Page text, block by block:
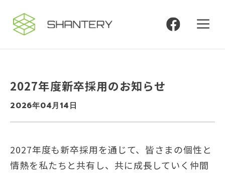
2027年度新卒採用のお知らせ
2026年04月14日
2027年度も新卒採用を通じて、皆さまの個性と
情熱を私たちと共有し、共に成長していく仲間